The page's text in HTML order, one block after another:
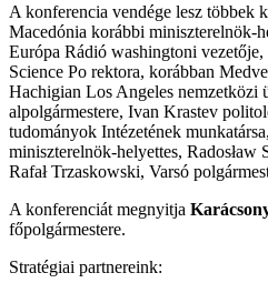
A konferencia vendége lesz többek
Macedónia korábbi miniszterelnök-
Európa Rádió washingtoni
Science Po rektora, korábban
Hachigian Los Angeles nemzetközi
alpolgármestere, Ivan Krastev
tudományok Intézetének
miniszterelnök-helyettes,
Rafał Trzaskowski, Varsó
A konferenciát megnyitja
főpolgármestere.
Stratégiai partnereink: